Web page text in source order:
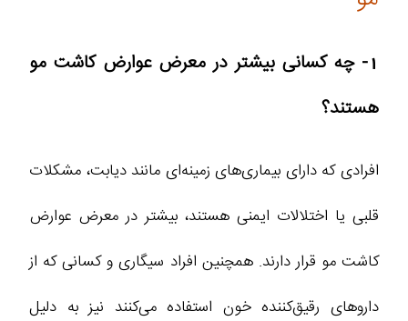
1- چه کسانی بیشتر در معرض عوارض کاشت مو
هستند؟
افرادی که دارای بیماری‌های زمینه‌ای مانند دیابت، مشکلات
قلبی یا اختلالات ایمنی هستند، بیشتر در معرض عوارض
کاشت مو قرار دارند. همچنین افراد سیگاری و کسانی که از
داروهای رقیق‌کننده خون استفاده می‌کنند نیز به دلیل